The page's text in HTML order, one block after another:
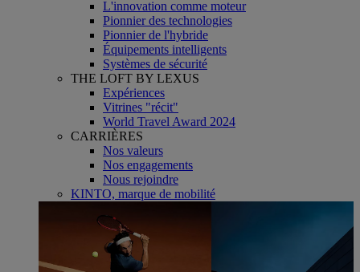
L'innovation comme moteur
Pionnier des technologies
Pionnier de l'hybride
Équipements intelligents
Systèmes de sécurité
THE LOFT BY LEXUS
Expériences
Vitrines "récit"
World Travel Award 2024
CARRIÈRES
Nos valeurs
Nos engagements
Nous rejoindre
KINTO, marque de mobilité